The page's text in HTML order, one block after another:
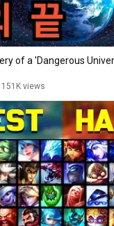
of a 'Dangerous
151K views